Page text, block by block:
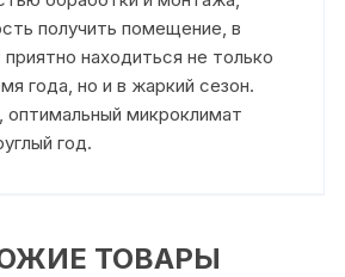
получить помещение, в
находиться не только
года, но и в жаркий сезон.
оптимальный микроклимат
год.
ТОВАРЫ